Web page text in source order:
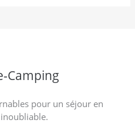
Camping
pour un séjour en